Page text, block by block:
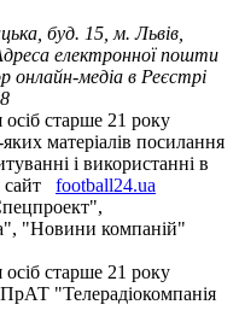
буд. 15, м. Львів,
електронної пошти
онлайн-медіа в Реєстрі
осіб старше 21 року
матеріалів посилання
і використанні в
сайт
football24.ua
"Новини компаній"
осіб старше 21 року
"Телерадіокомпанія